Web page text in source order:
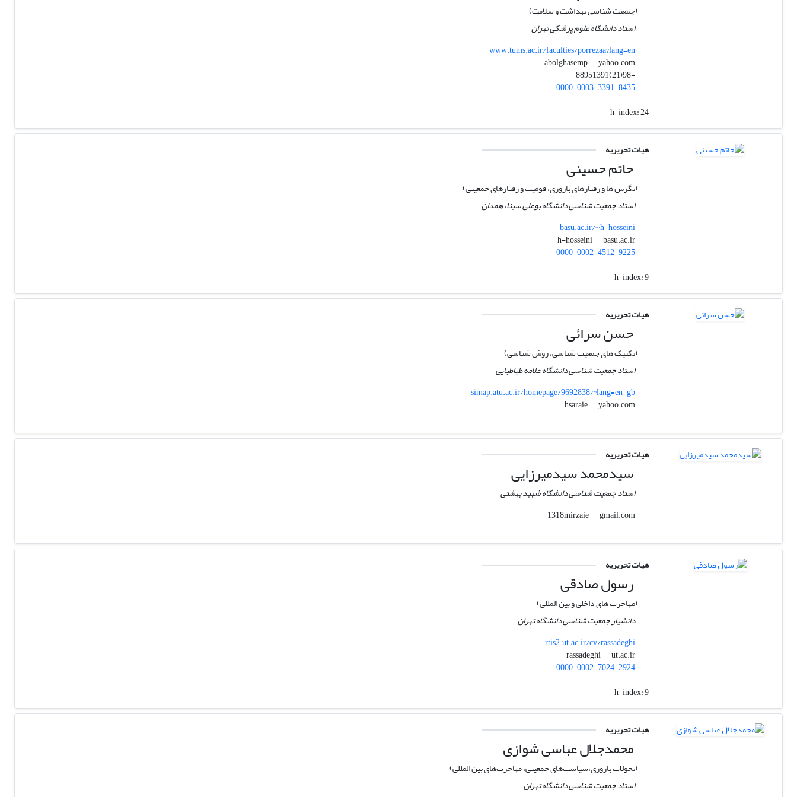
(جمعیت شناسی بهداشت و سلامت)
استاد دانشگاه علوم پزشکی تهران
www.tums.ac.ir/faculties/porrezaa?lang=en
abolghasemp
yahoo.com
+98(21)88951391
0000-0003-3391-8435
h-index:24
هیات تحریریه
حاتم حسینی
(نگرش ها و رفتارهای باروری، قومیت و رفتارهای جمعیتی)
استاد جمعیت شناسی دانشگاه بوعلی سینا، همدان
basu.ac.ir/~h-hosseini
h-hosseini
basu.ac.ir
0000-0002-4512-9225
h-index:9
هیات تحریریه
حسن سرائی
(تکنیک های جمعیت شناسی، روش شناسی)
استاد جمعیت شناسی دانشگاه علامه طباطبایی
simap.atu.ac.ir/homepage/9692838/?lang=en-gb
hsaraie
yahoo.com
هیات تحریریه
سیدمحمد سیدمیرزایی
استاد جمعیت شناسی دانشگاه شهید بهشتی
1318mirzaie
gmail.com
هیات تحریریه
رسول صادقی
(مهاجرت های داخلی و بین المللی)
دانشیار جمعیت شناسی دانشگاه تهران
rtis2.ut.ac.ir/cv/rassadeghi
rassadeghi
ut.ac.ir
0000-0002-7024-2924
h-index:9
هیات تحریریه
محمدجلال عباسی شوازی
(تحولات باروری،سیاست‌های جمعیتی، مهاجرت‌های بین المللی)
استاد جمعیت شناسی دانشگاه تهران